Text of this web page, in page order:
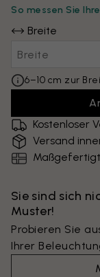
So messen Sie
Breite
6–10 cm zur
Kostenloser
Versand
Sie sind sich
Muster!
Probieren Sie
Ihrer